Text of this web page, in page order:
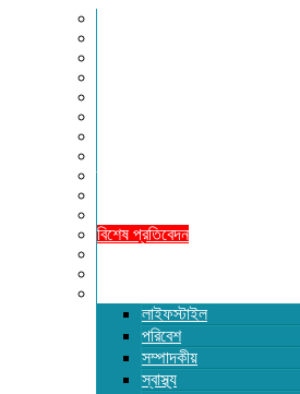
বিশেষ প্রতিবেদন
লাইফস্টাইল
পরিবেশ
সম্পাদকীয়
স্বাস্থ্য